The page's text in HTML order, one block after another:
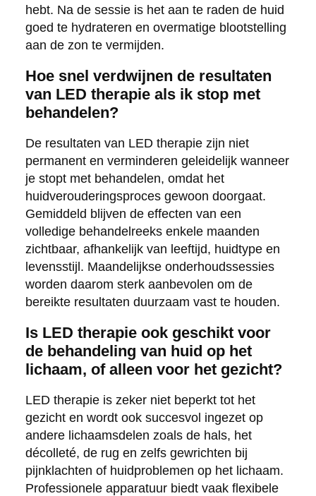
hebt. Na de sessie is het aan te raden de huid
goed te hydrateren en overmatige blootstelling
aan de zon te vermijden.
Hoe snel verdwijnen de resultaten
van LED therapie als ik stop met
behandelen?
De resultaten van LED therapie zijn niet
permanent en verminderen geleidelijk wanneer
je stopt met behandelen, omdat het
huidverouderingsproces gewoon doorgaat.
Gemiddeld blijven de effecten van een
volledige behandelreeks enkele maanden
zichtbaar, afhankelijk van leeftijd, huidtype en
levensstijl. Maandelijkse onderhoudssessies
worden daarom sterk aanbevolen om de
bereikte resultaten duurzaam vast te houden.
Is LED therapie ook geschikt voor
de behandeling van huid op het
lichaam, of alleen voor het gezicht?
LED therapie is zeker niet beperkt tot het
gezicht en wordt ook succesvol ingezet op
andere lichaamsdelen zoals de hals, het
décolleté, de rug en zelfs gewrichten bij
pijnklachten of huidproblemen op het lichaam.
Professionele apparatuur biedt vaak flexibele